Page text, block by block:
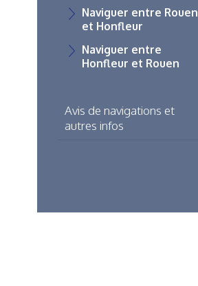
Naviguer entre Rouen
et Honfleur
Naviguer entre
Honfleur et Rouen
Avis de navigations et
autres infos